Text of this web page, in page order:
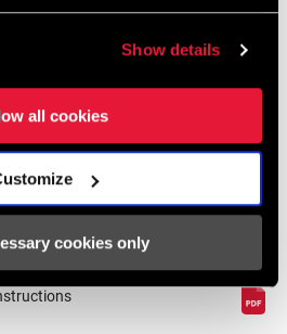
Show details
all cookies
cookies only
English,